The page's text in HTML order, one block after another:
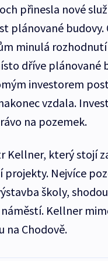
přinesla nové
plánované budovy.
minulá
dříve plánované
investorem
vzdala.
na pozemek.
Kellner, který stojí
projekty. Nejvíce
školy,
Kellner
na Chodově.